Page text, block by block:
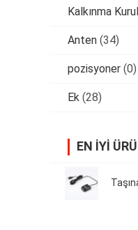
Kalkınma
Anten (34)
pozisyoner (0)
Ek (28)
EN IYI